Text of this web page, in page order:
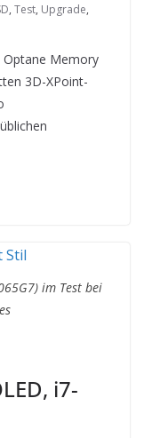
, Test, Upgrade,
Optane Memory
3D-XPoint-
im Test bei
i7-